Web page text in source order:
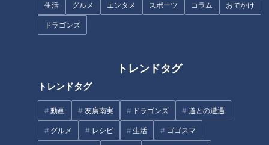
生活 グルメ エンタメ スポーツ コラム おでかけ
ドラゴンズ
トレンドタグ
トレンドタグ
動画 友廣南実 ドラゴンズ 道との遭遇
グルメ レシピ 生活 ゴゴスマ
ラーメンを覆う巨大な肉球！ 毎
月29日“肉の日”限定の愛されフ
査！ 郷土料理の絶滅を救った大